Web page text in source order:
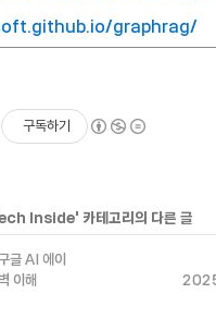
graphrag/
구독하기
Inside' 카테고리의 다른 글
글 AI 에이
이해